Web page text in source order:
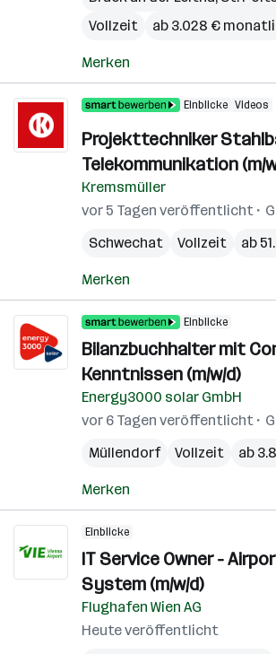
Vollzeit
ab 3.028 €
Merken
Einblicke Videos
Projekttechniker
Telekommunikation (m/
Kremsmüller
vor 5 Tagen veröffentlicht
Schwechat
Vollzeit ab
Merken
Einblicke
Bilanzbuchhalter mit
Kenntnissen (m/w/d)
Energy3000 solar GmbH
vor 6 Tagen veröffentlicht
Müllendorf
Vollzeit ab
Merken
Einblicke
IT Service Owner -
System (m/w/d)
Flughafen Wien AG
Heute veröffentlicht